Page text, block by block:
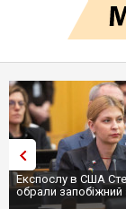
Експослу в США
обрали запобіжний